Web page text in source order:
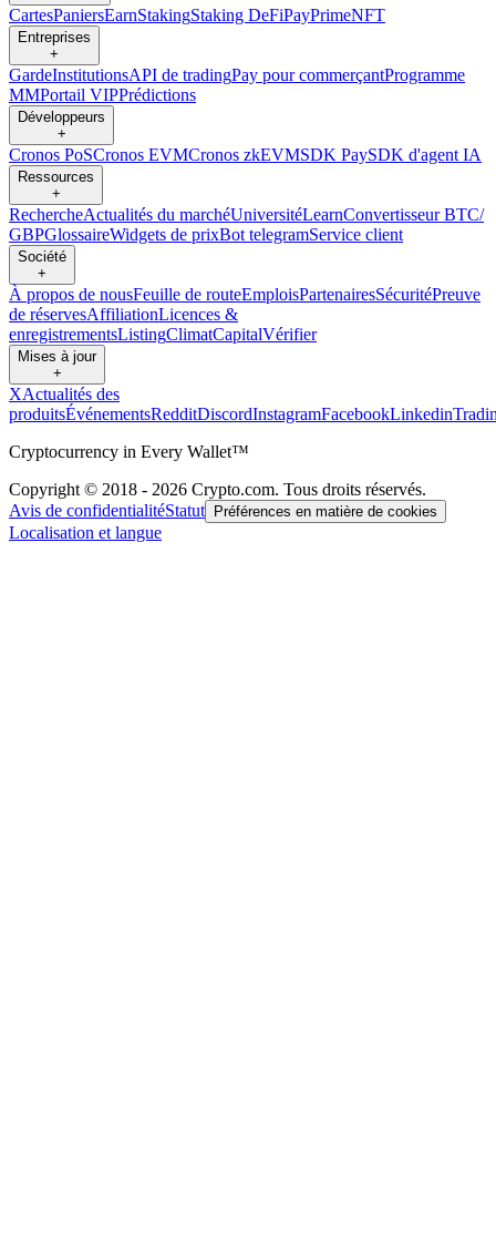
CartesPaniersEarnStakingStaking DeFiPayPrimeNFT
Entreprises
+
GardeInstitutionsAPI de tradingPay pour commerçantProgramme
MMPortail VIPPrédictions
Développeurs
+
Cronos PoSCronos EVMCronos zkEVMSDK PaySDK d'agent IA
Ressources
+
RechercheActualités du marchéUniversitéLearnConvertisseur BTC/
GBPGlossaireWidgets de prixBot telegramService client
Société
+
À propos de nousFeuille de routeEmploisPartenairesSécuritéPreuve
de réservesAffiliationLicences &
enregistrementsListingClimatCapitalVérifier
Mises à jour
+
XActualités des
produitsÉvénementsRedditDiscordInstagramFacebookLinkedin
Cryptocurrency in Every Wallet™
Copyright © 2018 - 2026 Crypto.com. Tous droits réservés.
Avis de confidentialitéStatut Préférences en matière de cookies
Localisation et langue